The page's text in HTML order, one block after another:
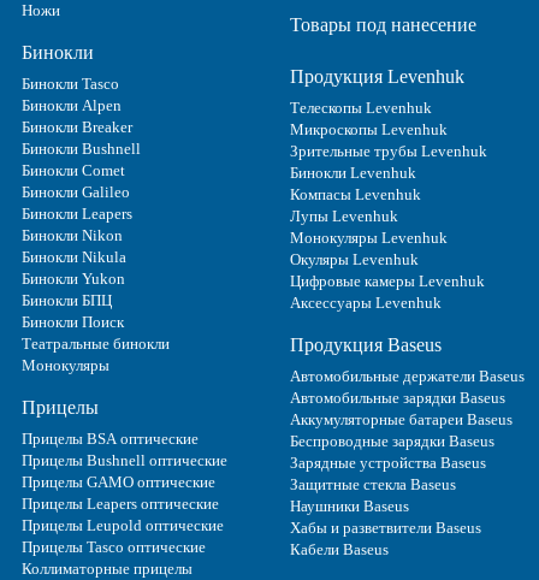
Ножи
Бинокли
Бинокли Tasco
Бинокли Alpen
Бинокли Breaker
Бинокли Bushnell
Бинокли Comet
Бинокли Galileo
Бинокли Leapers
Бинокли Nikon
Бинокли Nikula
Бинокли Yukon
Бинокли БПЦ
Бинокли Поиск
Театральные бинокли
Монокуляры
Прицелы
Прицелы BSA оптические
Прицелы Bushnell оптические
Прицелы GAMO оптические
Прицелы Leapers оптические
Прицелы Leupold оптические
Прицелы Tasco оптические
Коллиматорные прицелы
Товары под нанесение
Продукция Levenhuk
Телескопы Levenhuk
Микроскопы Levenhuk
Зрительные трубы Levenhuk
Бинокли Levenhuk
Компасы Levenhuk
Лупы Levenhuk
Монокуляры Levenhuk
Окуляры Levenhuk
Цифровые камеры Levenhuk
Аксессуары Levenhuk
Продукция Baseus
Автомобильные держатели Baseus
Автомобильные зарядки Baseus
Аккумуляторные батареи Baseus
Беспроводные зарядки Baseus
Зарядные устройства Baseus
Защитные стекла Baseus
Наушники Baseus
Хабы и разветвители Baseus
Кабели Baseus